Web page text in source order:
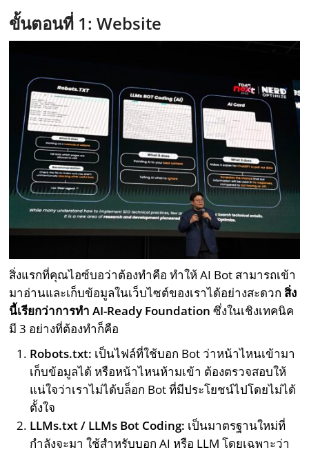
ขั้นตอนที่ 1: Website
สิ่งแรกที่คุณไอซ์บอว่าต้องทำคือ ทำให้ AI Bot สามารถเข้า
มาอ่านและเก็บข้อมูลในเว็บไซต์ของเราได้อย่างสะดวกสิ่ง
นี้เรียกว่าการทำ AI-Ready Foundation ซึ่งในเชิงเทคนิค
มี 3 อย่างที่ต้องทำก็คือ
Robots.txt: เป็นไฟล์ที่ใช้บอก Bot ว่าหน้าไหนเข้ามา
เก็บข้อมูลได้ หรือหน้าไหนห้ามเข้า ต้องตรวจสอบให้
แน่ใจว่าเราไม่ได้บล็อก Bot ที่มีประโยชน์ไปโดยไม่ได้
ตั้งใจ
LLMs.txt / LLMs Bot Coding: เป็นมาตรฐานใหม่ที่
กำลังจะมา ใช้สำหรับบอก AI หรือ LLM โดยเฉพาะว่า